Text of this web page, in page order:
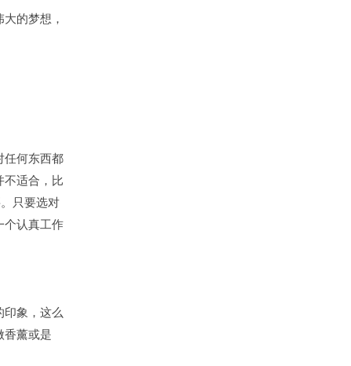
的梦想，
何东西都
不适合，比
只要选对
个认真工作
象，这么
香薰或是